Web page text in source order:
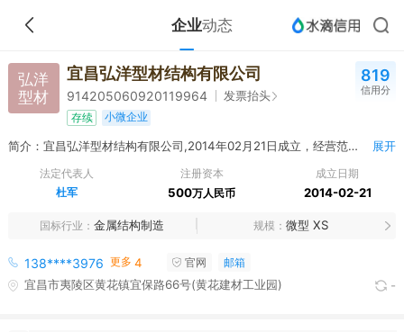
企业动态
弘洋
型材
宜昌弘洋型材结构有限公司
914205060920119964 发票抬头
存续 小微企业
819
信用分
简介：宜昌弘洋型材结构有限公司,2014年02月21日成立，经营范围包括铝合金、塑钢门窗、钢结构制作、安装、销售；中空玻璃、钢化玻璃及其制品加工、销售；室内外装饰装修工程施工。 展开
法定代表人
杜军
注册资本
500万人民币
成立日期
2014-02-21
国标行业 金属结构制造 规模 微型 XS
138****3976 更多 4 官网 邮箱
宜昌市夷陵区黄花镇宜保路66号(黄花建材工业园) -